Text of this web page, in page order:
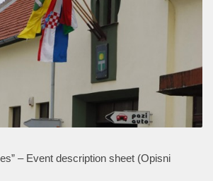
– Event description sheet (Opisni